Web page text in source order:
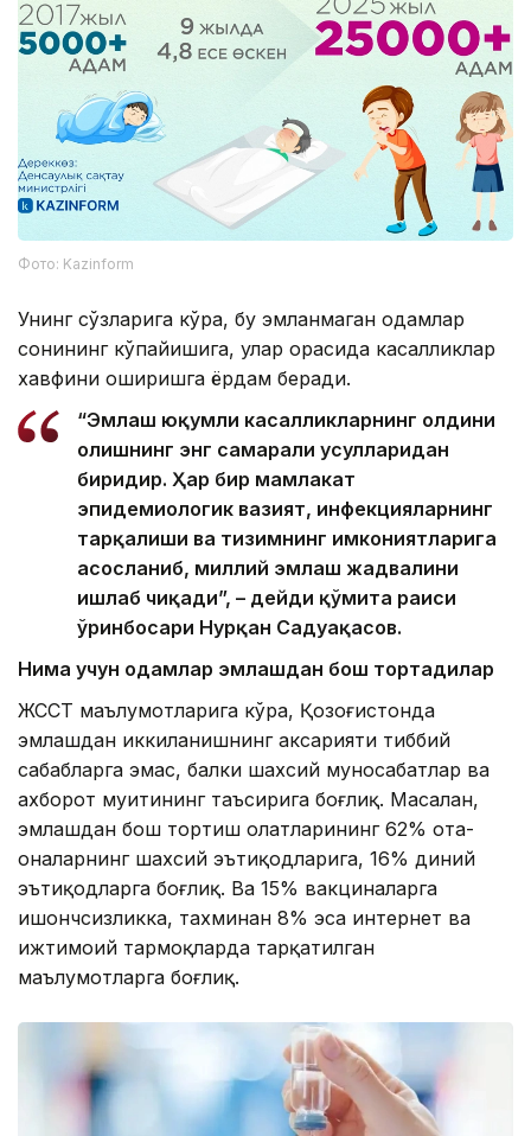
Фото: Kazinform
Унинг сўзларига кўра, бу эмланмаган одамлар
сонининг кўпайишига, улар орасида касалликлар
хавфини оширишга ёрдам беради.
“Эмлаш юқумли касалликларнинг олдини
олишнинг энг самарали усулларидан
биридир. Ҳар бир мамлакат
эпидемиологик вазият, инфекцияларнинг
тарқалиши ва тизимнинг имкониятларига
асосланиб, миллий эмлаш жадвалини
ишлаб чиқади”, – дейди қўмита раиси
ўринбосари Нурқан Садуақасов.
Нима учун одамлар эмлашдан бош тортадилар
ЖССТ маълумотларига кўра, Қозоғистонда
эмлашдан иккиланишнинг аксарияти тиббий
сабабларга эмас, балки шахсий муносабатлар ва
ахборот муҳитининг таъсирига боғлиқ. Масалан,
эмлашдан бош тортиш ҳолатларининг 62% ота-
оналарнинг шахсий эътиқодларига, 16% диний
эътиқодларга боғлиқ. Ва 15% вакциналарга
ишончсизликка, тахминан 8% эса интернет ва
ижтимоий тармоқларда тарқатилган
маълумотларга боғлиқ.